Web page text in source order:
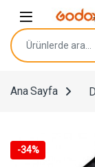
Ara:
Ana Sayfa
-34%